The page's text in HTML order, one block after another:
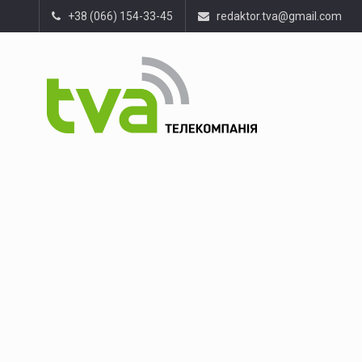
+38 (066) 154-33-45 redaktor.tva@gmail.com